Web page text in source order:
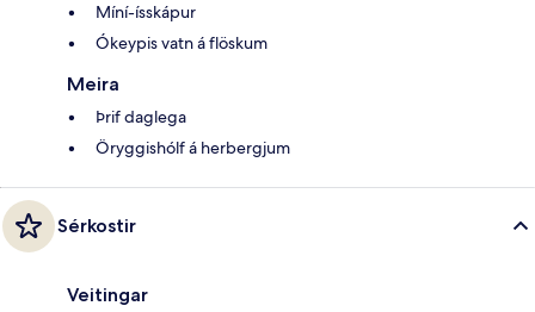
Míní-ísskápur
Ókeypis vatn á flöskum
Meira
Þrif daglega
Öryggishólf á herbergjum
Sérkostir
Veitingar